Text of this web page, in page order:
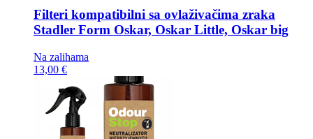
Filteri kompatibilni sa ovlaživačima zraka
Stadler Form Oskar, Oskar Little, Oskar big
Na zalihama
13,00 €